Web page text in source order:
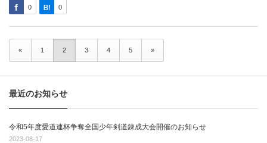
0 0
« 1 2 3 4 5 »
最近のお知らせ
令和5年度愛道連杯争奪全国少年剣道錬成大会開催のお知らせ
2023-08-17